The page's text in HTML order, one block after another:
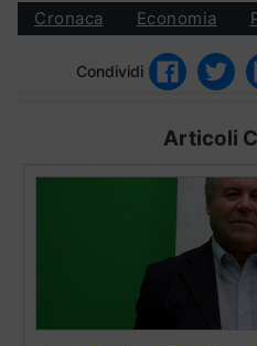
Cronaca Economia
Condividi
Articoli